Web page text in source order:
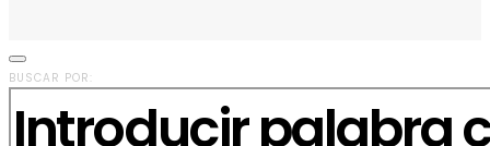
BUSCAR POR: